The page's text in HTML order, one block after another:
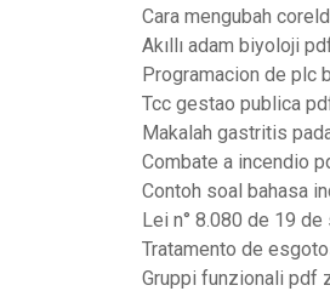
Cara mengubah
Akıllı adam biyoloji
Programacion de plc
Tcc gestao publica
Makalah gastritis
Combate a incendio
Contoh soal bahasa
Lei n° 8.080 de 19
Tratamento de
Gruppi funzionali pdf